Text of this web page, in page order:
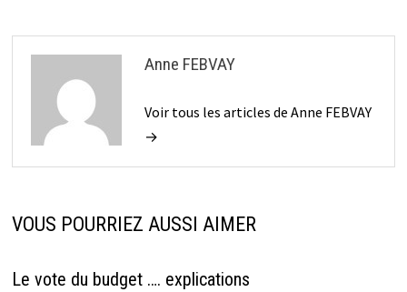
Anne FEBVAY
Voir tous les articles de Anne FEBVAY
→
VOUS POURRIEZ AUSSI AIMER
Le vote du budget …. explications